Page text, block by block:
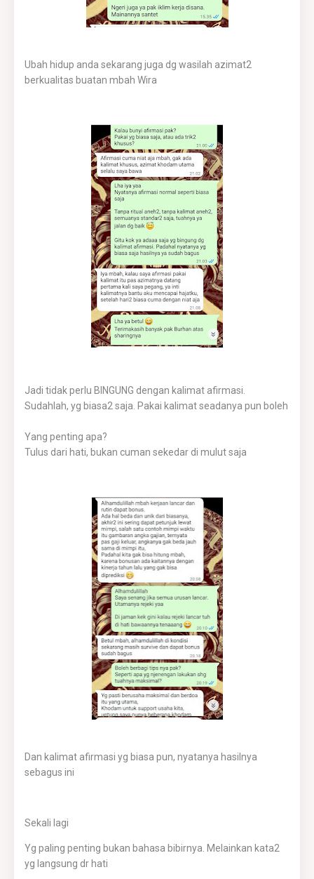
Ubah hidup anda sekarang juga dg wasilah azimat2
berkualitas buatan mbah Wira
Jadi tidak perlu BINGUNG dengan kalimat afirmasi.
Sudahlah, yg biasa2 saja. Pakai kalimat seadanya pun boleh
Yang penting apa?
Tulus dari hati, bukan cuman sekedar di mulut saja
Dan kalimat afirmasi yg biasa pun, nyatanya hasilnya
sebagus ini
Sekali lagi
Yg paling penting bukan bahasa bibirnya. Melainkan kata2
yg langsung dr hati